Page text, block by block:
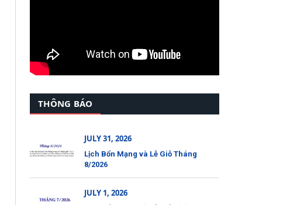
THÔNG BÁO
JULY 31, 2026
Lịch Bổn Mạng và Lễ Giỗ Tháng
8/2026
JULY 1, 2026